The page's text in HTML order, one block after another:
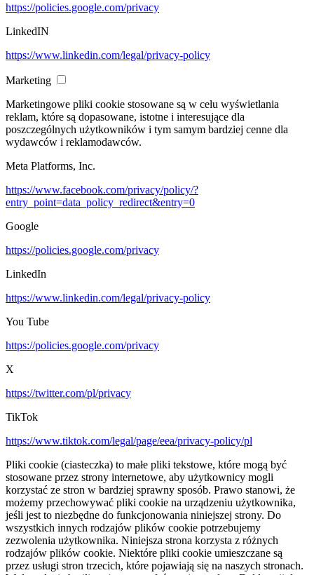
https://policies.google.com/privacy
LinkedIN
https://www.linkedin.com/legal/privacy-policy
Marketing
Marketingowe pliki cookie stosowane są w celu wyświetlania
reklam, które są dopasowane, istotne i interesujące dla
poszczególnych użytkowników i tym samym bardziej cenne dla
wydawców i reklamodawców.
Meta Platforms, Inc.
https://www.facebook.com/privacy/policy/?
entry_point=data_policy_redirect&entry=0
Google
https://policies.google.com/privacy
LinkedIn
https://www.linkedin.com/legal/privacy-policy
You Tube
https://policies.google.com/privacy
X
https://twitter.com/pl/privacy
TikTok
https://www.tiktok.com/legal/page/eea/privacy-policy/pl
Pliki cookie (ciasteczka) to małe pliki tekstowe, które mogą być
stosowane przez strony internetowe, aby użytkownicy mogli
korzystać ze stron w bardziej sprawny sposób. Prawo stanowi, że
możemy przechowywać pliki cookie na urządzeniu użytkownika,
jeśli jest to niezbędne do funkcjonowania niniejszej strony. Do
wszystkich innych rodzajów plików cookie potrzebujemy
zezwolenia użytkownika. Niniejsza strona korzysta z różnych
rodzajów plików cookie. Niektóre pliki cookie umieszczane są
przez usługi stron trzecich, które pojawiają się na naszych stronach.